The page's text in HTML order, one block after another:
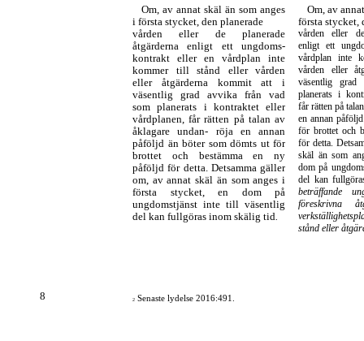
Om, av annat skäl än som anges
i första stycket, den planerade
vården eller de planerade
åtgärderna enligt ett ungdoms-
kontrakt eller en vårdplan inte
kommer till stånd eller vården
eller åtgärderna kommit att i
väsentlig grad avvika från vad
som planerats i kontraktet eller
vårdplanen, får rätten på talan av
åklagare undan- röja en annan
påföljd än böter som dömts ut för
brottet och bestämma en ny
påföljd för detta. Detsamma gäller
om, av annat skäl än som anges i
första stycket, en dom på
ungdomstjänst inte till väsentlig
del kan fullgöras inom skälig tid.
Om, av
första stycket,
vården eller
enligt ett
vårdplan inte
vården eller
väsentlig
planerats i
får rätten på
en annan
för brottet och
för detta.
skäl än som
dom på
del kan
beträffande
föreskrivna
stånd eller
8 2 Senaste lydelse 2016:491.